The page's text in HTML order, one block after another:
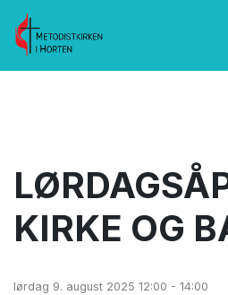
KIRKE OG
lørdag 9. august 2025 12:00 - 14:00